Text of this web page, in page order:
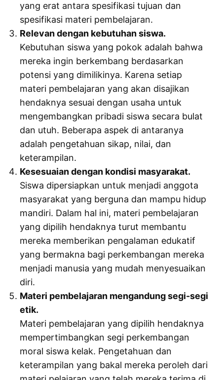
yang erat antara spesifikasi tujuan dan
spesifikasi materi pembelajaran.
Relevan dengan kebutuhan siswa.
Kebutuhan siswa yang pokok adalah bahwa
mereka ingin berkembang berdasarkan
potensi yang dimilikinya. Karena setiap
materi pembelajaran yang akan disajikan
hendaknya sesuai dengan usaha untuk
mengembangkan pribadi siswa secara bulat
dan utuh. Beberapa aspek di antaranya
adalah pengetahuan sikap, nilai, dan
keterampilan.
Kesesuaian dengan kondisi masyarakat.
Siswa dipersiapkan untuk menjadi anggota
masyarakat yang berguna dan mampu hidup
mandiri. Dalam hal ini, materi pembelajaran
yang dipilih hendaknya turut membantu
mereka memberikan pengalaman edukatif
yang bermakna bagi perkembangan mereka
menjadi manusia yang mudah menyesuaikan
diri.
Materi pembelajaran mengandung segi-segi
etik.
Materi pembelajaran yang dipilih hendaknya
mempertimbangkan segi perkembangan
moral siswa kelak. Pengetahuan dan
keterampilan yang bakal mereka peroleh dari